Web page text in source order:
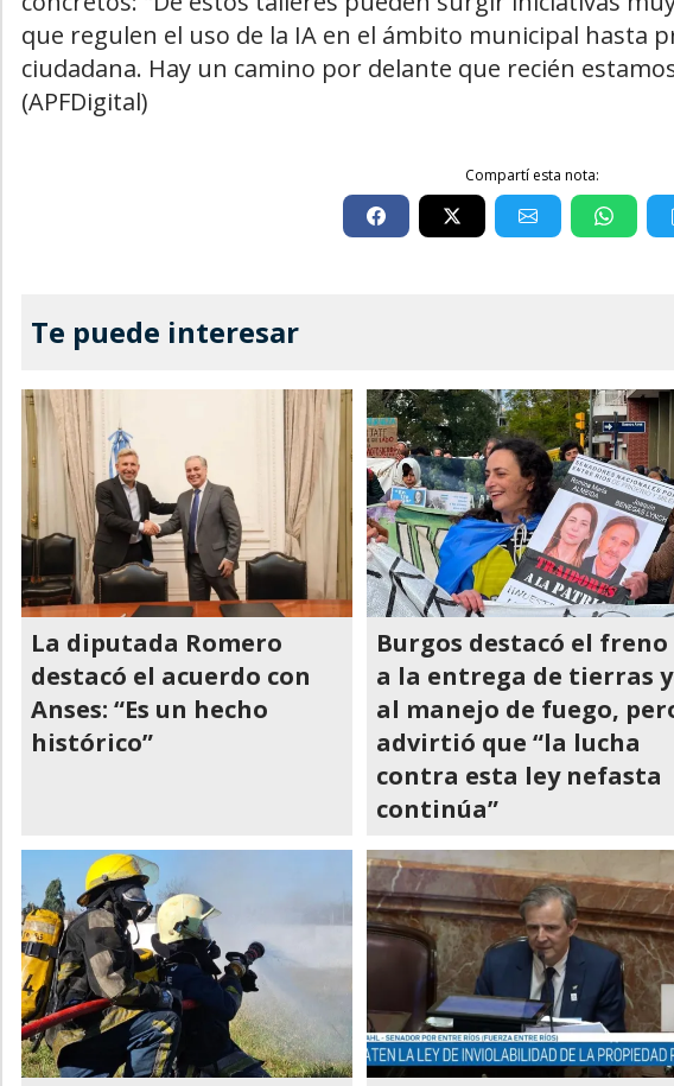
que regulen el uso de la IA en el ámbito municipal hasta
ciudadana. Hay un camino por delante que recién
(APFDigital)
Compartí esta nota:
Te puede interesar
La diputada Romero
destacó el acuerdo con
Anses: “Es un hecho
histórico”
Burgos destacó el freno
a la entrega de tierras y
al manejo de fuego,
advirtió que “la lucha
contra esta ley nefasta
continúa”